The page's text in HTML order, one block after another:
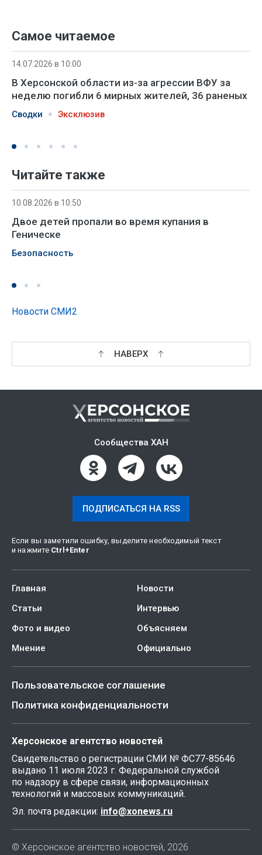
Самое читаемое
14.07.2026 в 10:00
В Херсонской области из-за агрессии ВФУ за
неделю погибли 6 мирных жителей, 36 раненых
Сводки Эксклюзив
Читайте также
10.08.2026 в 10:50
Двое детей пропали во время купания в
Геническе
Безопасность
Новости СМИ2
НАВЕРХ
Сообщества ХАН
ПОДПИСАТЬСЯ НА RSS
Если вы заметили ошибку, выделите необходимый текст
и нажмите Ctrl +Enter
Главная
Новости
Статьи
Интервью
Фото и видео
Объясняем
Мнение
Официально
Пользовательское соглашение
Политика конфиденциальности
Херсонское агентство новостей
Свидетельство о регистрации СМИ № ФС77-85646
выдано 11 июля 2023 г. Федеральной службой
по надзору в сфере связи, информационных
технологий и массовых коммуникаций.
Эл. почта редакции: info@xonews.ru
© Херсонское агентство новостей, 2026